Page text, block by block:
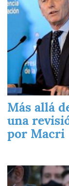
Más allá
una
por Macri
Imagen